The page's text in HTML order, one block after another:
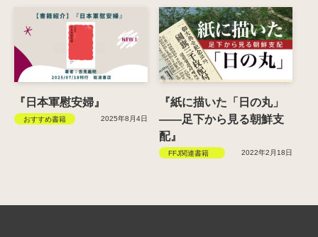
『日本軍慰安婦』
おすすめ書籍 2025年8月4日
『紙に描いた「日の丸」
――足下から見る朝鮮支
配』
FFJ関連書籍 2022年2月18日